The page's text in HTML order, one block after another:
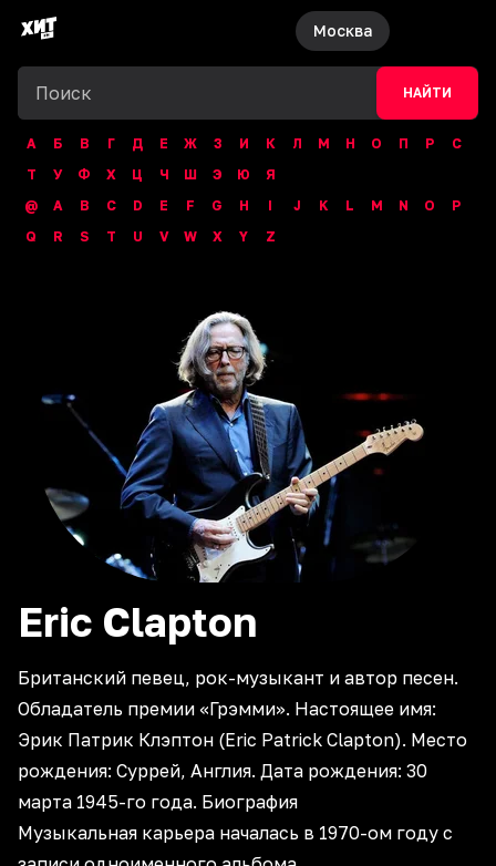
Москва
НАЙТИ
А Б В Г Д Е Ж З И К Л М Н О П Р
С
Т
У Ф Х Ц Ч Ш Э Ю
Я
@
A B C D E F G H I J K L M N O
P
Q
R S T U V W X Y Z
Eric Clapton
Британский певец, рок-музыкант и автор песен.
Обладатель премии «Грэмми». Настоящее имя:
Эрик Патрик Клэптон (Eric Patrick Clapton). Место
рождения: Суррей, Англия. Дата рождения: 30
мaрта 1945-го года. Биография
Музыкальная карьера началась в 1970-ом году с